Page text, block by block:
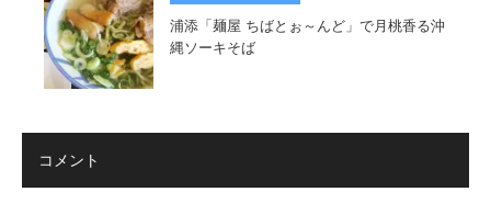
浦添「麺屋 ちばとぉ～んど」で月桃香る沖
縄ソーキそば
コメント